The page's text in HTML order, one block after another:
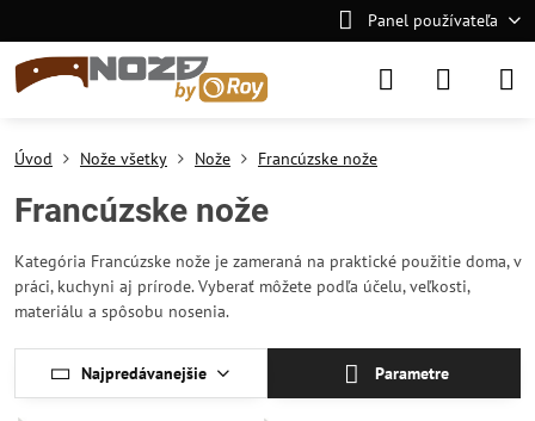
Panel používateľa
Úvod Nože všetky Nože Francúzske nože
Francúzske nože
Kategória Francúzske nože je zameraná na praktické použitie doma, v
práci, kuchyni aj prírode. Vyberať môžete podľa účelu, veľkosti,
materiálu a spôsobu nosenia.
Najpredávanejšie Parametre